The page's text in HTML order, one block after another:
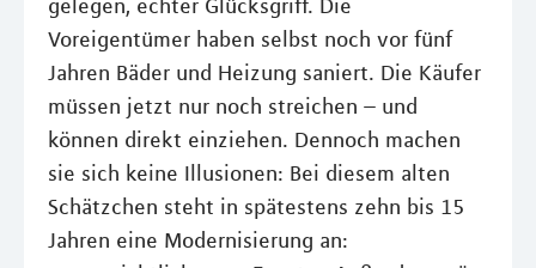
gelegen, echter Glücksgriff. Die
Voreigentümer haben selbst noch vor fünf
Jahren Bäder und Heizung saniert. Die Käufer
müssen jetzt nur noch streichen – und
können direkt einziehen. Dennoch machen
sie sich keine Illusionen: Bei diesem alten
Schätzchen steht in spätestens zehn bis 15
Jahren eine Modernisierung an: